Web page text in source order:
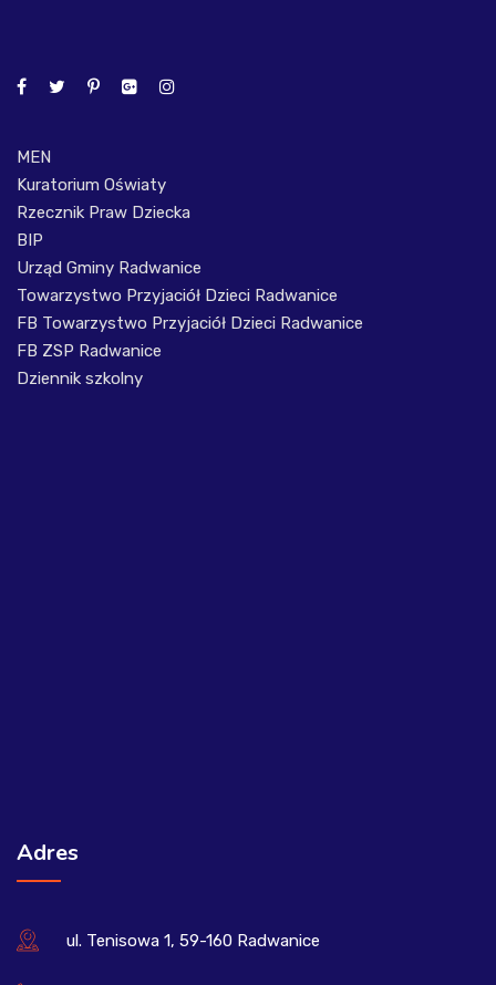
MEN
Kuratorium Oświaty
Rzecznik Praw Dziecka
BIP
Urząd Gminy Radwanice
Towarzystwo Przyjaciół Dzieci Radwanice
FB Towarzystwo Przyjaciół Dzieci Radwanice
FB ZSP Radwanice
Dziennik szkolny
Adres
ul. Tenisowa 1, 59-160 Radwanice